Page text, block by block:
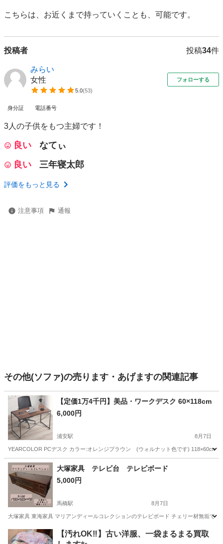
こちらは、お近くまで持っていくことも、可能です。
投稿者 投稿34件
みらい
女性
5.0(53)
フォローする
身分証 電話番号
3人の子供をもつ主婦です！
良い
なてぃ
良い
三年寝太郎
評価をもっと見る
注意事項 通報
その他(ソファ)の売ります・あげますの関連記事
【定価1万4千円】美品・ワークデスク 60×118cm
6,000円
浦安駅 8月7日
YEARCOLOR PCデスク カラー:オレンジブラウン (ウォルナット色です) 118×60cm
千葉 浦安市 浦安駅 オフィス用家具 デスク
大塚家具 テレビ台 テレビボード
5,000円
馬橋駅 8月7日
大塚家具 東海家具 マリアンディールコレクションのテレビボード チェリー材無垢で
千葉 松戸市 馬橋駅 収納家具 チェリー
【汚れOK‼️】古い洋服、一袋まるまる買取